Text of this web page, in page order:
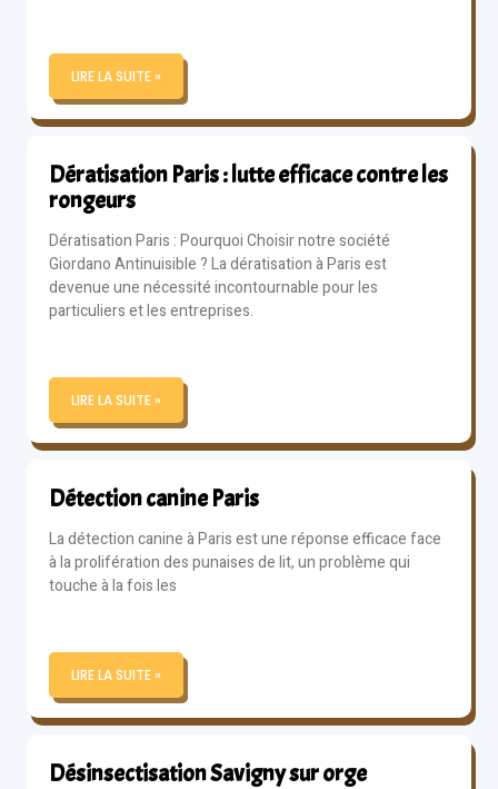
LIRE LA SUITE »
Dératisation Paris : lutte efficace contre les
rongeurs
Dératisation Paris : Pourquoi Choisir notre société
Giordano Antinuisible ? La dératisation à Paris est
devenue une nécessité incontournable pour les
particuliers et les entreprises.
LIRE LA SUITE »
Détection canine Paris
La détection canine à Paris est une réponse efficace face
à la prolifération des punaises de lit, un problème qui
touche à la fois les
LIRE LA SUITE »
Désinsectisation Savigny sur orge